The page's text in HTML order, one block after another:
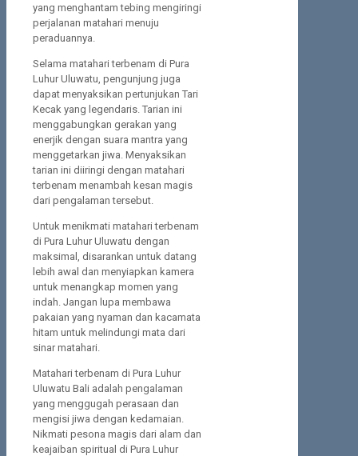
yang menghantam tebing mengiringi
perjalanan matahari menuju
peraduannya.
Selama matahari terbenam di Pura
Luhur Uluwatu, pengunjung juga
dapat menyaksikan pertunjukan Tari
Kecak yang legendaris. Tarian ini
menggabungkan gerakan yang
enerjik dengan suara mantra yang
menggetarkan jiwa. Menyaksikan
tarian ini diiringi dengan matahari
terbenam menambah kesan magis
dari pengalaman tersebut.
Untuk menikmati matahari terbenam
di Pura Luhur Uluwatu dengan
maksimal, disarankan untuk datang
lebih awal dan menyiapkan kamera
untuk menangkap momen yang
indah. Jangan lupa membawa
pakaian yang nyaman dan kacamata
hitam untuk melindungi mata dari
sinar matahari.
Matahari terbenam di Pura Luhur
Uluwatu Bali adalah pengalaman
yang menggugah perasaan dan
mengisi jiwa dengan kedamaian.
Nikmati pesona magis dari alam dan
keajaiban spiritual di Pura Luhur